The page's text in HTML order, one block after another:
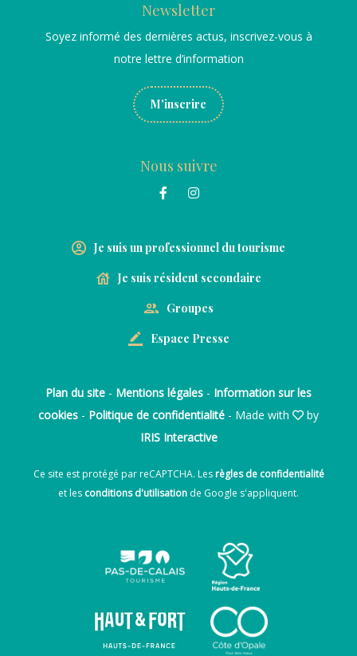
Newsletter
Soyez informé des dernières actus, inscrivez-vous à
notre lettre d’information
M'inscrire
Nous suivre
Je suis un professionnel du tourisme
Je suis résident secondaire
Groupes
Espace Presse
Plan du site - Mentions légales - Information sur les
cookies - Politique de confidentialité - Made with
by
IRIS Interactive
Ce site est protégé par reCAPTCHA. Lesrègles de confidentialité
et les conditions d'utilisation de Google s'appliquent.